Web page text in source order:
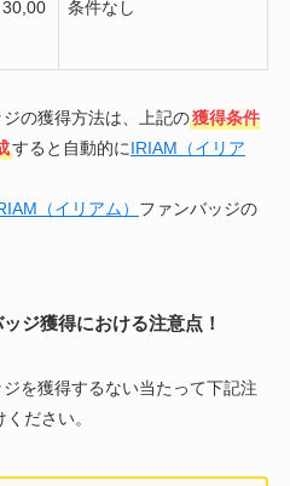
30,00
条件なし
の獲得方法は、上記の獲得条件
すると自動的にIRIAM（イリア
（イリアム） ファンバッジの
ジ獲得における注意点！
を獲得するない当たって下記注
ださい。